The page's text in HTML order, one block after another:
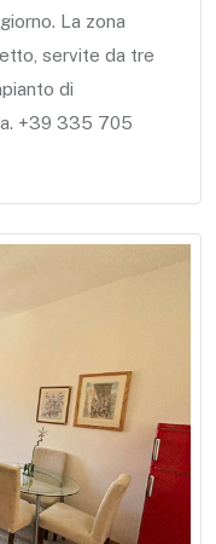
La zona
servite da tre
di
+39 335 705